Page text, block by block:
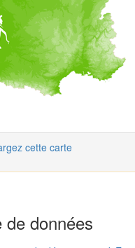
cette carte
de données